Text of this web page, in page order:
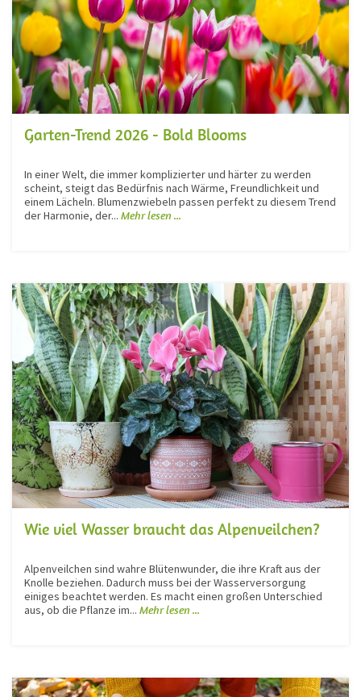
Garten-Trend 2026 - Bold Blooms
In einer Welt, die immer komplizierter und härter zu werden
scheint, steigt das Bedürfnis nach Wärme, Freundlichkeit und
einem Lächeln. Blumenzwiebeln passen perfekt zu diesem Trend
der Harmonie, der... Mehr lesen ...
Wie viel Wasser braucht das Alpenveilchen?
Alpenveilchen sind wahre Blütenwunder, die ihre Kraft aus der
Knolle beziehen. Dadurch muss bei der Wasserversorgung
einiges beachtet werden. Es macht einen großen Unterschied
aus, ob die Pflanze im... Mehr lesen ...